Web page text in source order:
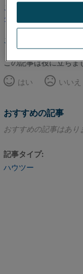
この記事は翻訳され
クしてください。
このページのトップへ
この記事は役に立ちま
はい
いいえ
おすすめの記事
おすすめの記事はあり
記事タイプ
ハウツー